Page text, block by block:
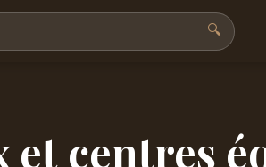
🔍
centres